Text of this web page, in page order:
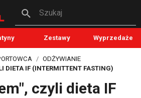
Szukaj
Zestawy Wyprzedaże
ODŻYWIANIE
DIETA IF (INTERMITTENT FASTING)
czyli dieta IF